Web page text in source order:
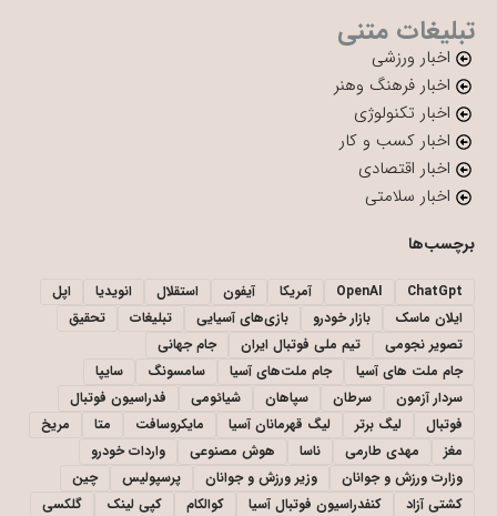
تبلیغات متنی
اخبار ورزشی
اخبار فرهنگ وهنر
اخبار تکنولوژی
اخبار کسب و کار
اخبار اقتصادی
اخبار سلامتی
برچسب‌ها
ChatGpt
OpenAI آمریکا آیفون استقلال انویدیا
اپل
ایلان ماسک
بازار خودرو بازی‌های آسیایی تبلیغات
تحقیق
تصویر نجومی
تیم ملی فوتبال ایران
جام جهانی
جام ملت های آسیا
جام ملت‌های آسیا سامسونگ
سایپا
سردار آزمون
سرطان سپاهان شیائومی
فدراسیون فوتبال
فوتبال
لیگ برتر لیگ قهرمانان آسیا مایکروسافت متا
مریخ
مغز
مهدی طارمی ناسا هوش مصنوعی
واردات خودرو
وزارت ورزش و جوانان
وزیر ورزش و جوانان پرسپولیس
چین
کشتی آزاد
کنفدراسیون فوتبال آسیا کوالکام کپی لینک گلکسی